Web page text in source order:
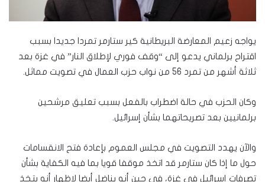
يواجه زعيم المعارضة البريطانية كير ستارمر تمردا جديدا بسبب
اقتراح برلماني يدعو إلى “وقف فوري لإطلاق النار” في غزة بعد
ثلاثة أشهر من تمرد 56 من نواب حزب العمال في تصويت مماثل.
وكان الحزب في حالة اضطراب بالفعل بسبب تعليق مرشحين
برلمانيين بعد تصريحاتهما بشأن إسرائيل.
والآن يهدد التصويت في مجلس العموم بإعادة فتح الانقسامات
حول ما إذا كان ستارمر قد اتخذ موقفا قويا بما فيه الكفاية بشأن
تصرفات إسرائيل في غزة، في حين أنه يناضل أيضا لإظهار أنه يتخذ